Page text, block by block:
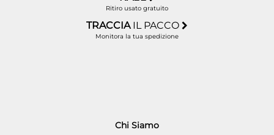
Ritiro usato gratuito
TRACCIA IL PACCO
Monitora la tua spedizione
Chi Siamo